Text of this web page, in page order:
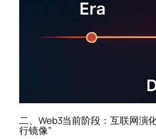
二、Web3当前阶段：互联网演
行镜像”